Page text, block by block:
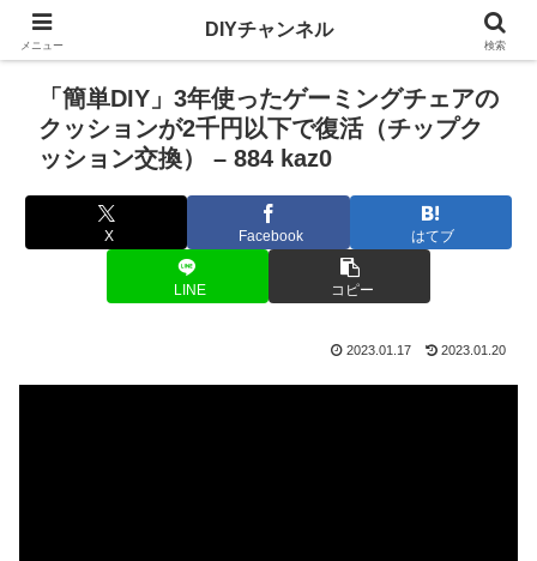
「簡単DIY」3年使ったゲーミングチェアの
クッションが2千円以下で復活（チップク
ッション交換） – 884 kaz0
X Facebook はてブ
LINE コピー
2023.01.17 2023.01.20
メニュー
DIYチャンネル
検索